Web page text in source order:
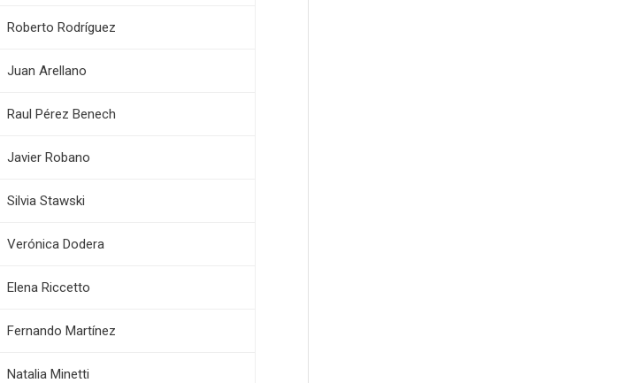
Roberto Rodríguez
Juan Arellano
Raul Pérez Benech
Javier Robano
Silvia Stawski
Verónica Dodera
Elena Riccetto
Fernando Martínez
Natalia Minetti